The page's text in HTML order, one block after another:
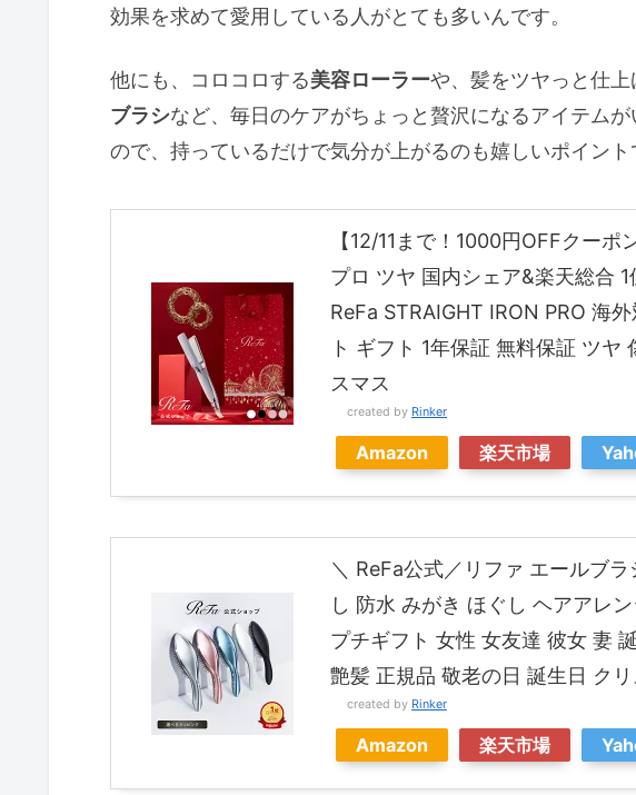
効果を求めて愛用している人がとても多いんです。
他にも、コロコロする美容ローラーや、髪をツヤっと仕上
ブラシなど、毎日のケアがちょっと贅沢になるアイテム
ので、持っているだけで気分が上がるのも嬉しいポイント
【12/11まで！1000円OFFクー
プロ ツヤ 国内シェア&楽天総合
ReFa STRAIGHT IRON PRO 海
ト ギフト 1年保証 無料保証 ツヤ
スマス
created by Rinker
Amazon 楽天市場
＼ ReFa公式／リファ エールブラ
し 防水 みがき ほぐし ヘアアレ
プチギフト 女性 女友達 彼女 妻
艶髪 正規品 敬老の日 誕生日 クリ
created by Rinker
Amazon 楽天市場